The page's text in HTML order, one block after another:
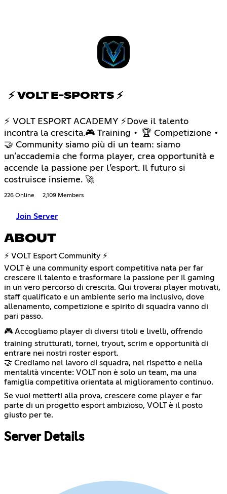
⚡ VOLT E-SPORTS ⚡
⚡ VOLT ESPORT ACADEMY ⚡Dove il talento
incontra la crescita.🎮 Training • 🏆 Competizione •
🤝 Community siamo più di un team: siamo
un’accademia che forma player, crea opportunità e
accende la passione per l’esport. Il futuro si
costruisce insieme. 🚀
226 Online 2,109 Members
Join Server
ABOUT
⚡ VOLT Esport Community ⚡
VOLT è una community esport competitiva nata per far
crescere il talento e trasformare la passione per il gaming
in un vero percorso di crescita. Qui troverai player motivati,
staff qualificato e un ambiente serio ma inclusivo, dove
allenamento, competizione e spirito di squadra vanno di
pari passo.
🎮 Accogliamo player di diversi titoli e livelli, offrendo
training strutturati, tornei, tryout, scrim e opportunità di
entrare nei nostri roster esport.
🤝 Crediamo nel lavoro di squadra, nel rispetto e nella
mentalità vincente: VOLT non è solo un team, ma una
famiglia competitiva orientata al miglioramento continuo.
Se vuoi metterti alla prova, crescere come player e far
parte di un progetto esport ambizioso, VOLT è il posto
giusto per te.
Server Details